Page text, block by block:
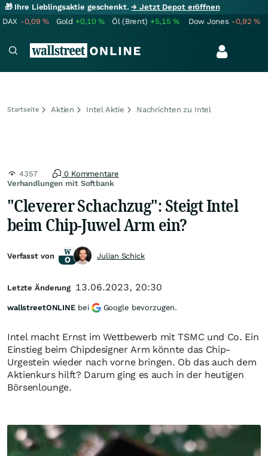
🎁 Ihre Lieblingsaktie geschenkt.→ Jetzt Depot eröffnen
DAX -0,09% Gold +0,10% Öl (Brent) +5,15% Dow Jones -0,92%
Startseite Aktien Intel Aktie Nachrichten zu Intel
Verhandlungen mit Softbank
4357 0 Kommentare
"Cleverer Schachzug": Steigt Intel
beim Chip-Juwel Arm ein?
Intel macht Ernst im Wettbewerb mit TSMC und Co. Ein
Einstieg beim Chipdesigner Arm könnte das Chip-
Urgestein wieder nach vorne bringen. Ob das auch dem
Aktienkurs hilft? Darum ging es auch in der heutigen
Börsenlounge.
Verfasst von Julian Schick
Letzte Änderung 13.06.2023, 20:30
wallstreetONLINE bei Google bevorzugen.